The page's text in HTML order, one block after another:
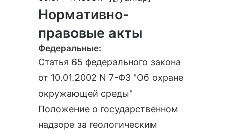
Нормативно-
правовые акты
Федеральные:
Статья 65 федерального закона
от 10.01.2002 N 7-ФЗ "Об охране
окружающей среды"
Положение о государственном
надзоре за геологическим